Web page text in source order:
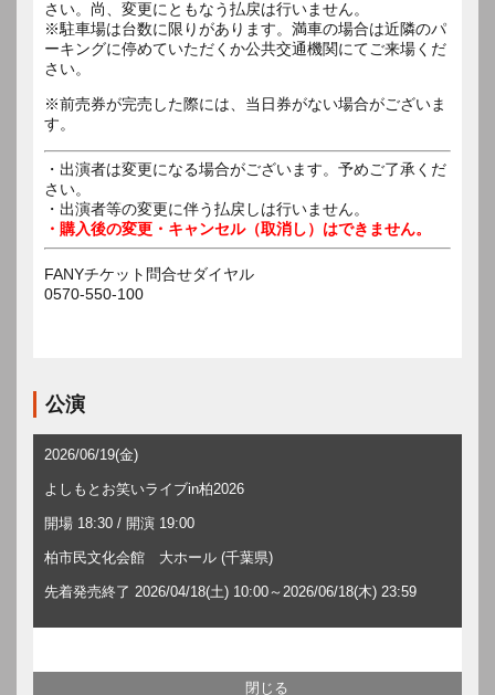
さい。尚、変更にともなう払戻は行いません。
※駐車場は台数に限りがあります。満車の場合は近隣のパ
ーキングに停めていただくか公共交通機関にてご来場くだ
さい。
※前売券が完売した際には、当日券がない場合がございま
す。
・出演者は変更になる場合がございます。予めご了承くだ
さい。
・出演者等の変更に伴う払戻しは行いません。
・購入後の変更・キャンセル（取消し）はできません。
FANYチケット問合せダイヤル
0570-550-100
公演
2026/06/19(金)
よしもとお笑いライブin柏2026
開場 18:30 / 開演 19:00
柏市民文化会館 大ホール (千葉県)
先着発売終了 2026/04/18(土) 10:00～2026/06/18(木) 23:59